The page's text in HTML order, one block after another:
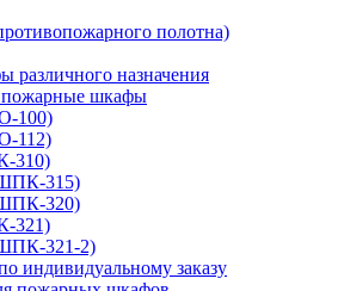
полотна)
различного назначения
пожарные шкафы
100)
112)
310)
315)
320)
321)
321-2)
индивидуальному заказу